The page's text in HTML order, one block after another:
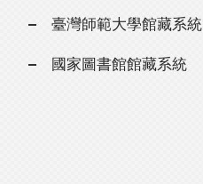
臺灣師範大學館藏系統
國家圖書館館藏系統